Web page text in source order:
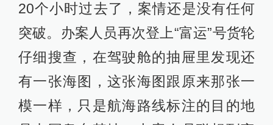
20个小时过去了，案情还是没有任何
突破。办案人员再次登上“富运”号货轮
仔细搜查，在驾驶舱的抽屉里发现还
有一张海图，这张海图跟原来那张一
模一样，只是航海路线标注的目的地